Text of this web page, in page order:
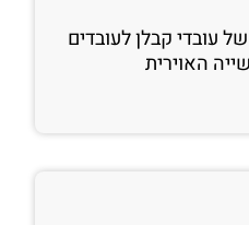
עובדי קבלן לעובדים
האוירית